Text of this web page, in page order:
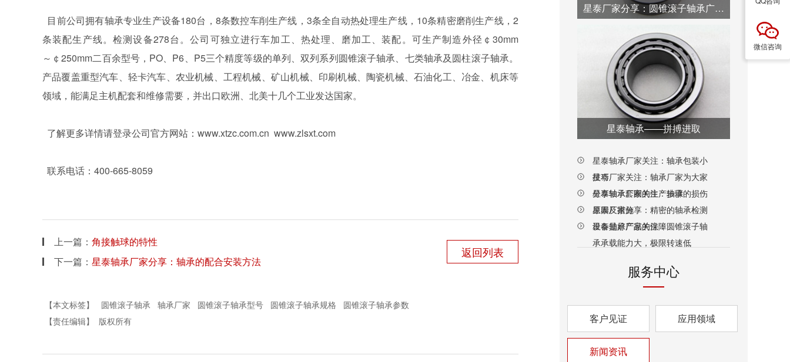
目前公司拥有轴承专业生产设备180台， 8条数控车削生产线， 3条全自动热处理生产线， 10条精密磨削生产线，2
条装配生产线。检测设备278台。公司可独立进行车加工、热处理、磨加工、装配。可生产制造外径￠ 30mm
～￠250mm二百余型号， PO、 P6、 P5三个精度等级的单列、双列系列圆锥滚子轴承、七类轴承及圆柱滚子轴承。
产品覆盖重型汽车、轻卡汽车、农业机械、工程机械、矿山机械、印刷机械、陶瓷机械、石油化工、冶金、机床等
领域，能满足主机配套和维修需要，并出口欧洲、北美十几个工业发达国家。
了解更多详情请登录公司官方网站： www.xtzc.com.cn www.zlsxt.com
联系电话： 400-665-8059
上一篇： 角接触球的特性
下一篇： 星泰轴承厂家分享：轴承的配合安装方法
返回列表
【本文标签】 圆锥滚子轴承 轴承厂家 圆锥滚子轴承型号 圆锥滚子轴承规格
圆锥滚子轴承参数
【责任编辑】
版权所有
星泰厂家分享：圆锥滚子轴承广泛用于汽车行业
星泰轴承——拼搏进取
星泰轴承厂家关注：轴承包装小
技巧
星泰厂家关注：轴承厂家为大家
分享轴承套圈的生产步骤
星泰轴承厂家关注：轴承的损伤
原因及措施
星泰厂家分享：精密的轴承检测
设备是好产品的保障
星泰轴承厂家关注：圆锥滚子轴
承承载能力大，极限转速低
服务中心
客户见证 应用领域
新闻资讯
微信咨询